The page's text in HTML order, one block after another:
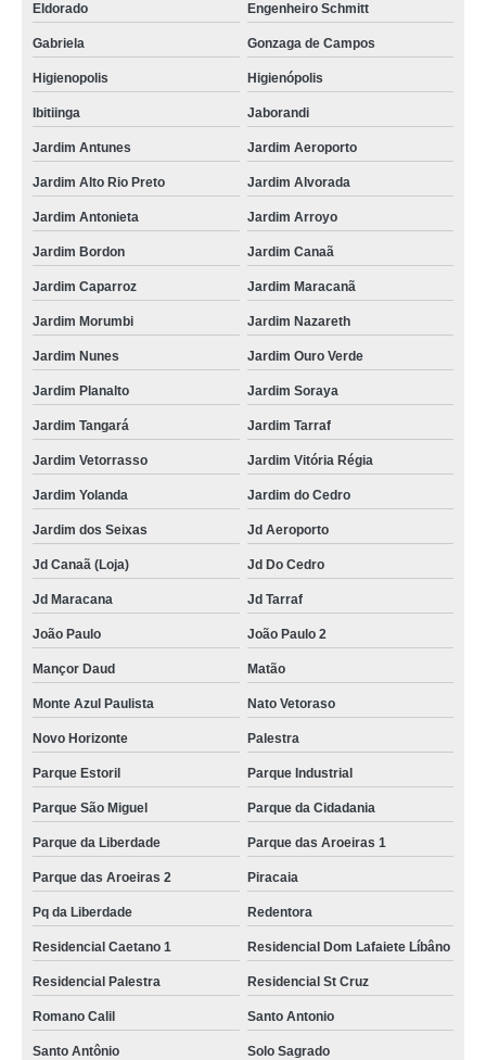
Eldorado Engenheiro Schmitt
Gabriela Gonzaga de Campos
Higienopolis Higienópolis
Ibitiinga Jaborandi
Jardim Antunes Jardim Aeroporto
Jardim Alto Rio Preto Jardim Alvorada
Jardim Antonieta Jardim Arroyo
Jardim Bordon Jardim Canaã
Jardim Caparroz Jardim Maracanã
Jardim Morumbi Jardim Nazareth
Jardim Nunes Jardim Ouro Verde
Jardim Planalto Jardim Soraya
Jardim Tangará Jardim Tarraf
Jardim Vetorrasso Jardim Vitória Régia
Jardim Yolanda Jardim do Cedro
Jardim dos Seixas Jd Aeroporto
Jd Canaã (Loja) Jd Do Cedro
Jd Maracana Jd Tarraf
João Paulo João Paulo 2
Mançor Daud Matão
Monte Azul Paulista Nato Vetoraso
Novo Horizonte Palestra
Parque Estoril Parque Industrial
Parque São Miguel Parque da Cidadania
Parque da Liberdade Parque das Aroeiras 1
Parque das Aroeiras 2 Piracaia
Pq da Liberdade Redentora
Residencial Caetano 1 Residencial Dom Lafaiete Líbâno
Residencial Palestra Residencial St Cruz
Romano Calil Santo Antonio
Santo Antônio Solo Sagrado